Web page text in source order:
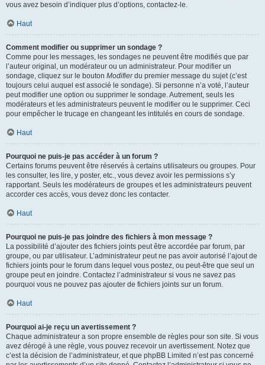
vous avez besoin d’indiquer plus d’options, contactez-le.
Haut
Comment modifier ou supprimer un sondage ?
Comme pour les messages, les sondages ne peuvent être modifiés que par
l’auteur original, un modérateur ou un administrateur. Pour modifier un
sondage, cliquez sur le bouton Modifierdu premier message du sujet (c’est
toujours celui auquel est associé le sondage). Si personne n’a voté, l’auteur
peut modifier une option ou supprimer le sondage. Autrement, seuls les
modérateurs et les administrateurs peuvent le modifier ou le supprimer. Ceci
pour empêcher le trucage en changeant les intitulés en cours de sondage.
Haut
Pourquoi ne puis-je pas accéder à un forum ?
Certains forums peuvent être réservés à certains utilisateurs ou groupes. Pour
les consulter, les lire, y poster, etc., vous devez avoir les permissions s’y
rapportant. Seuls les modérateurs de groupes et les administrateurs peuvent
accorder ces accès, vous devez donc les contacter.
Haut
Pourquoi ne puis-je pas joindre des fichiers à mon message ?
La possibilité d’ajouter des fichiers joints peut être accordée par forum, par
groupe, ou par utilisateur. L’administrateur peut ne pas avoir autorisé l’ajout de
fichiers joints pour le forum dans lequel vous postez, ou peut-être que seul un
groupe peut en joindre. Contactez l’administrateur si vous ne savez pas
pourquoi vous ne pouvez pas ajouter de fichiers joints sur un forum.
Haut
Pourquoi ai-je reçu un avertissement ?
Chaque administrateur a son propre ensemble de règles pour son site. Si vous
avez dérogé à une règle, vous pouvez recevoir un avertissement. Notez que
c’est la décision de l’administrateur, et que phpBB Limited n’est pas concerné